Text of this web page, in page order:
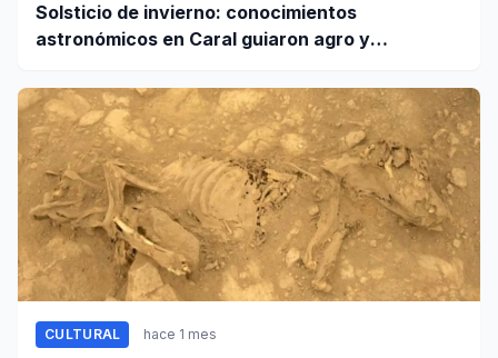
Solsticio de invierno: conocimientos
astronómicos en Caral guiaron agro y
CULTURAL hace 1 mes